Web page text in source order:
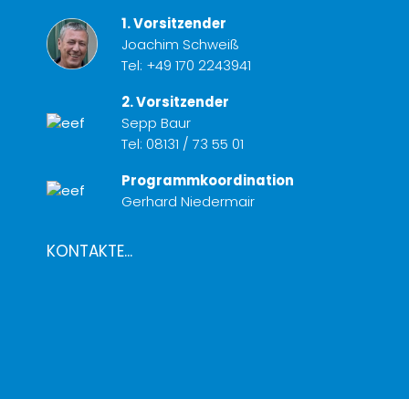
1. Vorsitzender
Joachim Schweiß
Tel: +49 170 2243941
2. Vorsitzender
Sepp Baur
Tel: 08131 / 73 55 01
Programmkoordination
Gerhard Niedermair
KONTAKTE...